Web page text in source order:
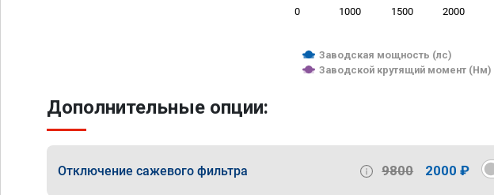
Заводская мощность (лс)
Заводской крутящий момент (Нм)
0 1000 1500 2000
Дополнительные опции:
Отключение сажевого фильтра 9800 2000 ₽